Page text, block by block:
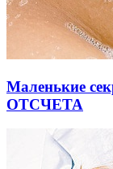
Маленькие
ОТСЧЕТА